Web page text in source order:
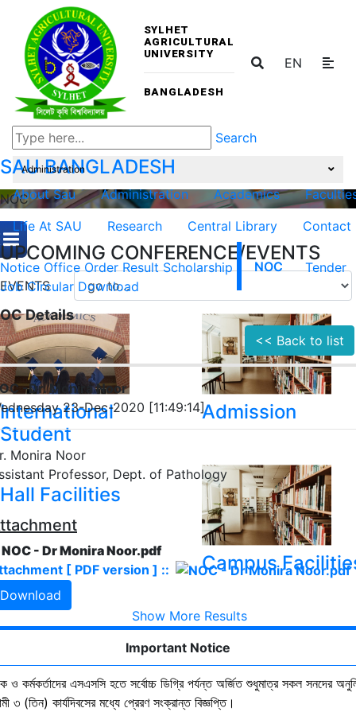
SYLHET
AGRICULTURAL
UNIVERSITY
BANGLADESH
EN
Search
SAUBANGLADESH
About Sau Administration Academics
Life At SAU
Research Central Library Contact
UPCOMING CONFERENCE/EVENTS
EVENTS
International
Student
Admission
Hall Facilities
Campus
Show More Results
Administration
NOC
Notice Office Order Result Scholarship NOC
Tender
Job Circular Download
Details
<< Back to list
-Dr. Monira Noor
23-Dec-2020 [11:49:14]
Monira Noor
Professor, Dept. of Pathology
NOC - Dr Monira Noor.pdf
[ PDF version ] ::
Download
Important Notice
ও কর্মকর্তাদের এসএসসি হতে সর্বোচ্চ ডিগ্রি পর্যন্ত অর্জিত শুধুমাত্র সকল সনদের
৩ (তিন) কার্যদিবসের মধ্যে প্রেরণ সংক্রান্ত বিজ্ঞপ্তি।